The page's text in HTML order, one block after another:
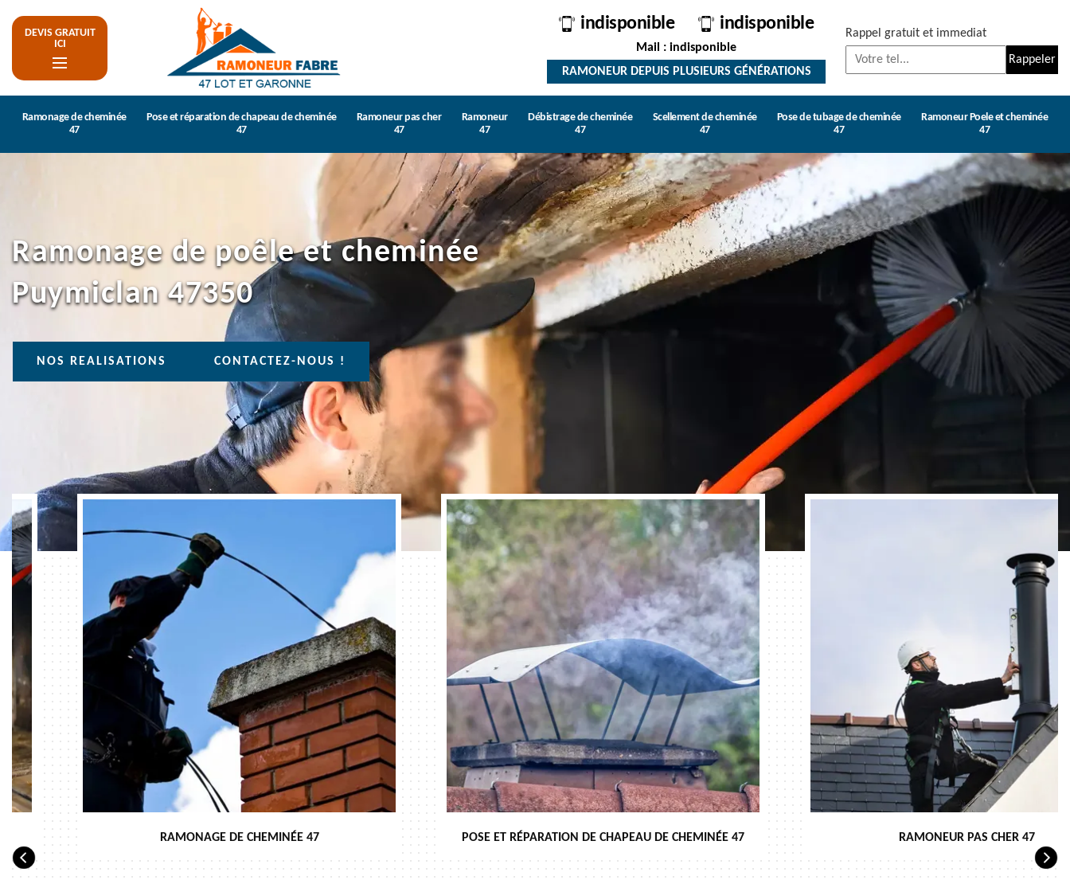
DEVIS GRATUIT
ICI
indisponible indisponible
Mail : indisponible
RAMONEUR DEPUIS PLUSIEURS GÉNÉRATIONS
Rappel gratuit et immediat
Ramonage de cheminée
47
Pose et réparation de chapeau de cheminée
47
Ramoneur pas cher
47
Ramoneur
47
Débistrage de cheminée
47
Scellement de cheminée
47
Pose de tubage de cheminée
47
Ramoneur Poele et cheminée
47
Ramonage de poêle et cheminée
Puymiclan 47350
NOS REALISATIONS CONTACTEZ-NOUS !
RAMONAGE DE CHEMINÉE 47 POSE ET RÉPARATION DE CHAPEAU DE CHEMINÉE 47 RAMONEUR PAS CHER 47